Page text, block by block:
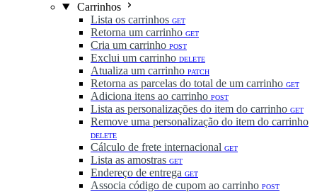
Carrinhos
Lista os carrinhos GET
Retorna um carrinho GET
Cria um carrinho POST
Exclui um carrinho DELETE
Atualiza um carrinho PATCH
Retorna as parcelas do total de um carrinho GET
Adiciona itens ao carrinho POST
Lista as personalizações do item do carrinho GET
Remove uma personalização do item do carrinho
DELETE
Cálculo de frete internacional GET
Lista as amostras GET
Endereço de entrega GET
Associa código de cupom ao carrinho POST